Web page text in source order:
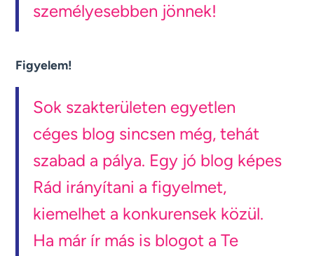
személyesebben jönnek!
Figyelem!
Sok szakterületen egyetlen
céges blog sincsen még, tehát
szabad a pálya. Egy jó blog képes
Rád irányítani a figyelmet,
kiemelhet a konkurensek közül.
Ha már ír más is blogot a Te